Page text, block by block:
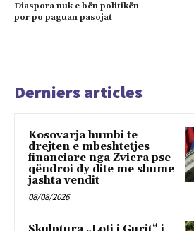
Diaspora nuk e bën politikën –
por po paguan pasojat
Derniers articles
Kosovarja humbi te
drejten e mbeshtetjes
financiare nga Zvicra pse
qëndroi dy dite me shume
jashta vendit
08/08/2026